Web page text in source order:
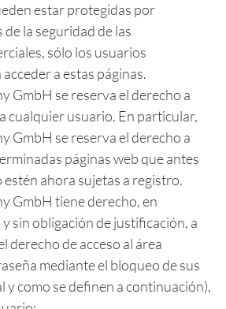
estar protegidas por
la seguridad de las
sólo los usuarios
a estas páginas.
GmbH se reserva el derecho a
cualquier usuario. En particular,
GmbH se reserva el derecho a
páginas web que antes
estén ahora sujetas a registro.
GmbH tiene derecho, en
sin obligación de justificación, a
derecho de acceso al área
mediante el bloqueo de sus
y como se definen a continuación),